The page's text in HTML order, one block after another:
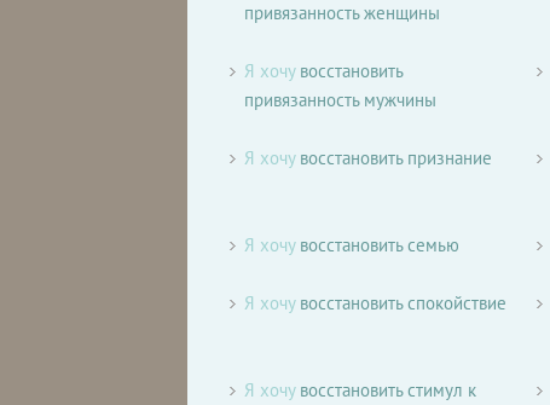
привязанность женщины
Я хочувосстановить
привязанность мужчины
Я хочувосстановить признание
Я хочувосстановить семью
Я хочувосстановить спокойствие
Я хочувосстановить стимул к